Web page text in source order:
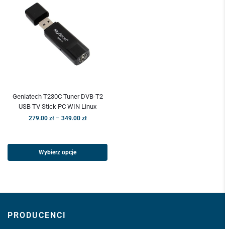
Geniatech T230C Tuner DVB-T2
USB TV Stick PC WIN Linux
279.00 zł – 349.00 zł
Wybierz opcje
PRODUCENCI